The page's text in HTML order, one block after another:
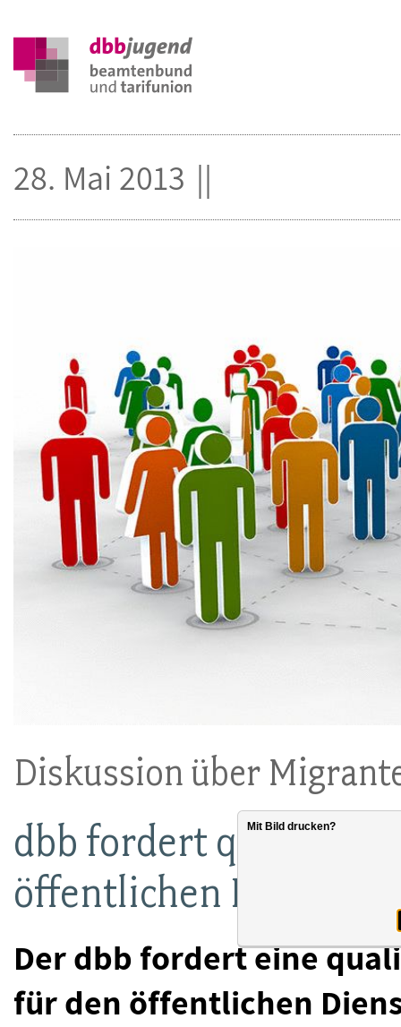
Diskussion über
dbb fordert
öffentlichen Dienst
Der dbb fordert eine
für den öffentlichen
28. Mai 2013
Mit Bild drucken?